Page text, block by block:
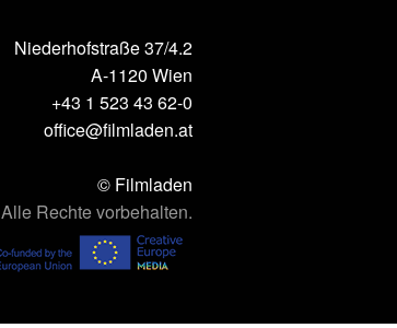
Niederhofstraße 37/4.2
A-1120 Wien
+43 1 523 43 62-0
office@filmladen.at
© Filmladen
Alle Rechte vorbehalten.